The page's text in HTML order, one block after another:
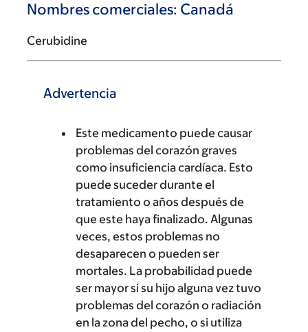
Nombres comerciales: Canadá
Cerubidine
Advertencia
Este medicamento puede causar
problemas del corazón graves
como insuficiencia cardíaca. Esto
puede suceder durante el
tratamiento o años después de
que este haya finalizado. Algunas
veces, estos problemas no
desaparecen o pueden ser
mortales. La probabilidad puede
ser mayor si su hijo alguna vez tuvo
problemas del corazón o radiación
en la zona del pecho, o si utiliza